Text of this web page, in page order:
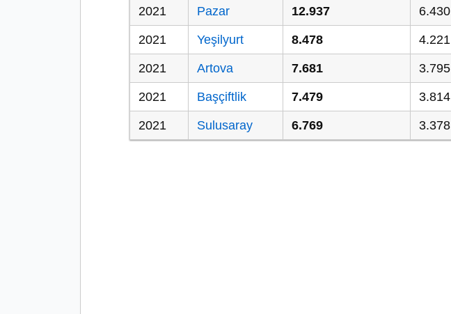
2021 Pazar 12.937 6.430
2021 Yeşilyurt 8.478 4.221
2021 Artova 7.681 3.795
2021 Başçiftlik 7.479 3.814
2021 Sulusaray 6.769 3.378